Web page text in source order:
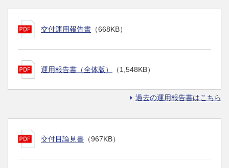
交付運用報告書 （668KB）
運用報告書（全体版） （1,548KB）
過去の運用報告書はこちら
交付目論見書 （967KB）